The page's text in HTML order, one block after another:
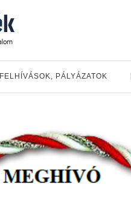
FELHÍVÁSOK, PÁLYÁZATOK